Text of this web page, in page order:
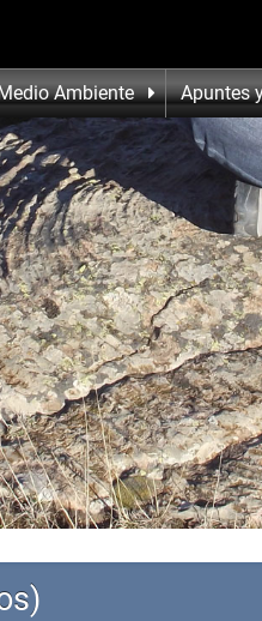
Ambiente Apuntes